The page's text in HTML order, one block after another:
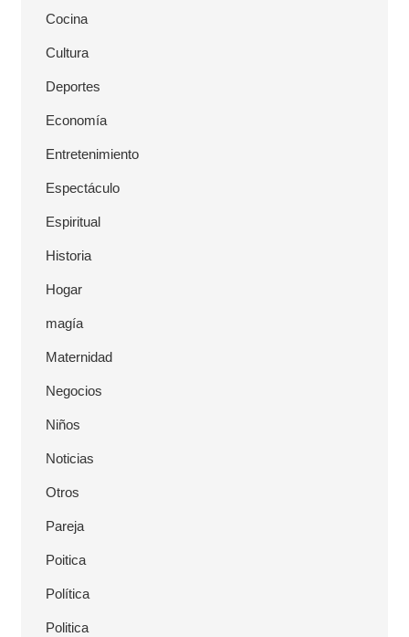
Cocina
Cultura
Deportes
Economía
Entretenimiento
Espectáculo
Espiritual
Historia
Hogar
magía
Maternidad
Negocios
Niños
Noticias
Otros
Pareja
Poitica
Política
Politica